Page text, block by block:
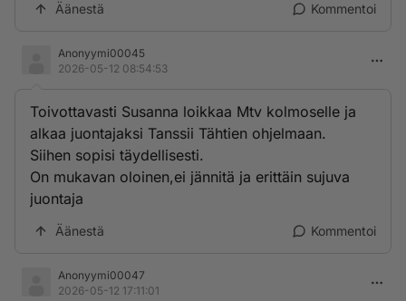
Äänestä Kommentoi
Anonyymi00045
2026-05-12 08:54:53
Toivottavasti Susanna loikkaa Mtv kolmoselle ja
alkaa juontajaksi Tanssii Tähtien ohjelmaan.
Siihen sopisi täydellisesti.
On mukavan oloinen,ei jännitä ja erittäin sujuva
juontaja
Äänestä Kommentoi
Anonyymi00047
2026-05-12 17:11:01